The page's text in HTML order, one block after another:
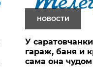
НОВОСТИ
У
гараж, баня и
сама она чудом